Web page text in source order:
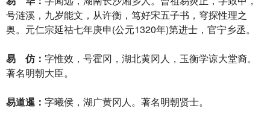
号涟溪，九岁能文，从许衡，笃好宋五子书，穹探性理之
奥。元仁宗延祜七年庚申(公元1320年)第进士，官宁乡丞。
易 仿： 字惟效，号霍冈，湖北黄冈人，玉衡学谅大堂裔。
著名明朝大臣。
易道暹： 字曦侯，湖广黄冈人。著名明朝贤士。